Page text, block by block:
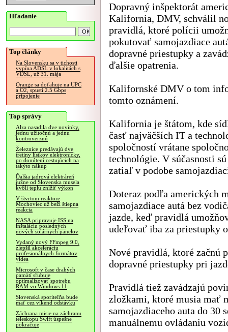
Hľadanie
Top články
Na Slovensku sa v tichosti
vypína ADSL v lokalitách s
VDSL, už 31. mája
Orange sa doťahuje na UPC
a O2, spustí 2.5 Gbps
pripojenie
Top správy
Alza nasadila dve novinky,
jednu užitočnú a jednu
kontroverznú
Železnice predávajú dve
tretiny lístkov elektronicky,
po donútení cestujúcich na
takýto nákup
Ďalšia jadrová elektráreň
južne od Slovenska musela
kvôli teplu znížiť výkon
V štvrtom reaktore
Mochoviec už beží štiepna
reakcia
NASA pripravuje ISS na
inštaláciu posledných
nových solárnych panelov
Vydaný nový FFmpeg 9.0,
zlepšil akceleráciu
profesionálnych formátov
videa
Microsoft v čase drahých
pamätí sľubuje
optimalizovať spotrebu
RAM vo Windows 11
Slovenská sporiteľňa bude
mať cez víkend odstávku
Záchrana misie na záchranu
teleskopu Swift úspešne
pokračuje
Dopravný inšpektorát
Kalifornia, DMV, schválil
pravidlá, ktoré polícii
pokutovať samojazdiace
dopravné priestupky a
ďalšie opatrenia.
Kalifornské DMV o tom
tomto oznámení.
Kalifornia je štátom, kde
časť najväčších IT a
spoločností vrátane
technológie. V súčasnosti
zatiaľ v podobe
Doteraz podľa amerických
samojazdiace autá bez
jazde, keď pravidlá
udeľovať iba za priestupky
Nové pravidlá, ktoré začnú
dopravné priestupky pri
Pravidlá tiež zavádzajú
zložkami, ktoré musia mať
samojazdiaceho auta do
manuálnemu ovládaniu